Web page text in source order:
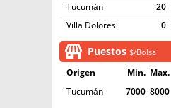
Tucumán
20
Villa Dolores
0
Puestos $/Bolsa
Origen Min. Max.
Tucumán
7000 8000